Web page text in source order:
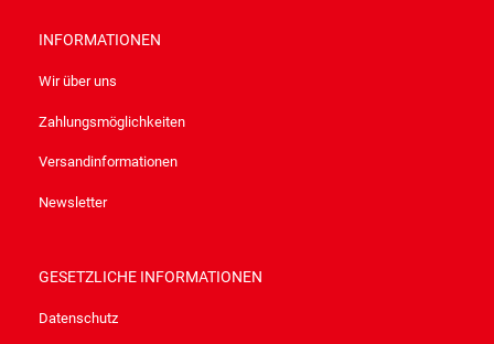
INFORMATIONEN
Wir über uns
Zahlungsmöglichkeiten
Versandinformationen
Newsletter
GESETZLICHE INFORMATIONEN
Datenschutz